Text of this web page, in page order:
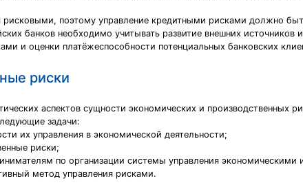
рисковыми, поэтому управление кредитными рисками должно
банков необходимо учитывать развитие внешних
и оценки платёжеспособности потенциальных банковских
риски
аспектов сущности экономических и производственных
задачи:
их управления в экономической деятельности;
риски;
по организации системы управления
метод управления рисками.